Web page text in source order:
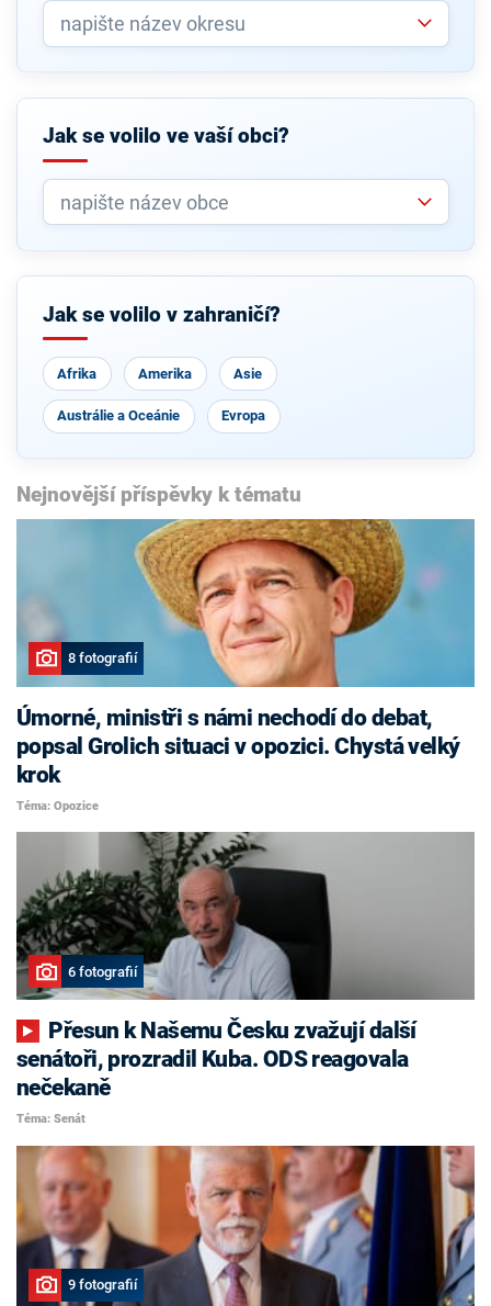
Jak se volilo ve vaší obci?
Jak se volilo v zahraničí?
Afrika Amerika Asie
Austrálie a Oceánie Evropa
Nejnovější příspěvky k tématu
8 fotografií
Úmorné, ministři s námi nechodí do debat,
popsal Grolich situaci v opozici. Chystá velký
krok
Téma: Opozice
6 fotografií
senátoři, prozradil Kuba. ODS reagovala
nečekaně
Téma: Senát
9 fotografií